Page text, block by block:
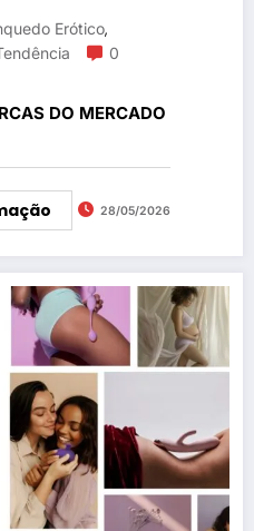
Erótico,
0
DO MERCADO
28/05/2026